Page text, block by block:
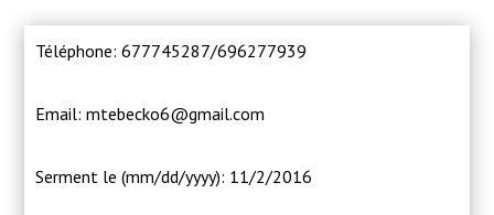
Téléphone: 677745287/696277939
Email: mtebecko6@gmail.com
Serment le (mm/dd/yyyy): 11/2/2016